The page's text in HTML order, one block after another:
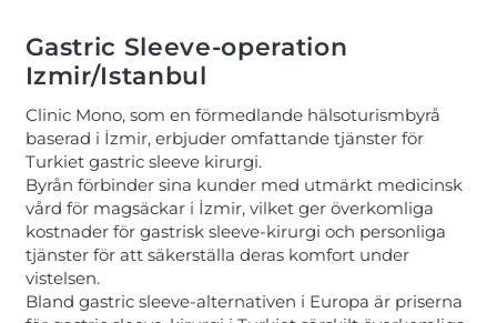
Gastric Sleeve-operation
Izmir/Istanbul
Clinic Mono, som en förmedlande hälsoturismbyrå
baserad i İzmir, erbjuder omfattande tjänster för
Turkiet gastric sleeve kirurgi.
Byrån förbinder sina kunder med utmärkt medicinsk
vård för magsäckar i İzmir, vilket ger överkomliga
kostnader för gastrisk sleeve-kirurgi och personliga
tjänster för att säkerställa deras komfort under
vistelsen.
Bland gastric sleeve-alternativen i Europa är priserna